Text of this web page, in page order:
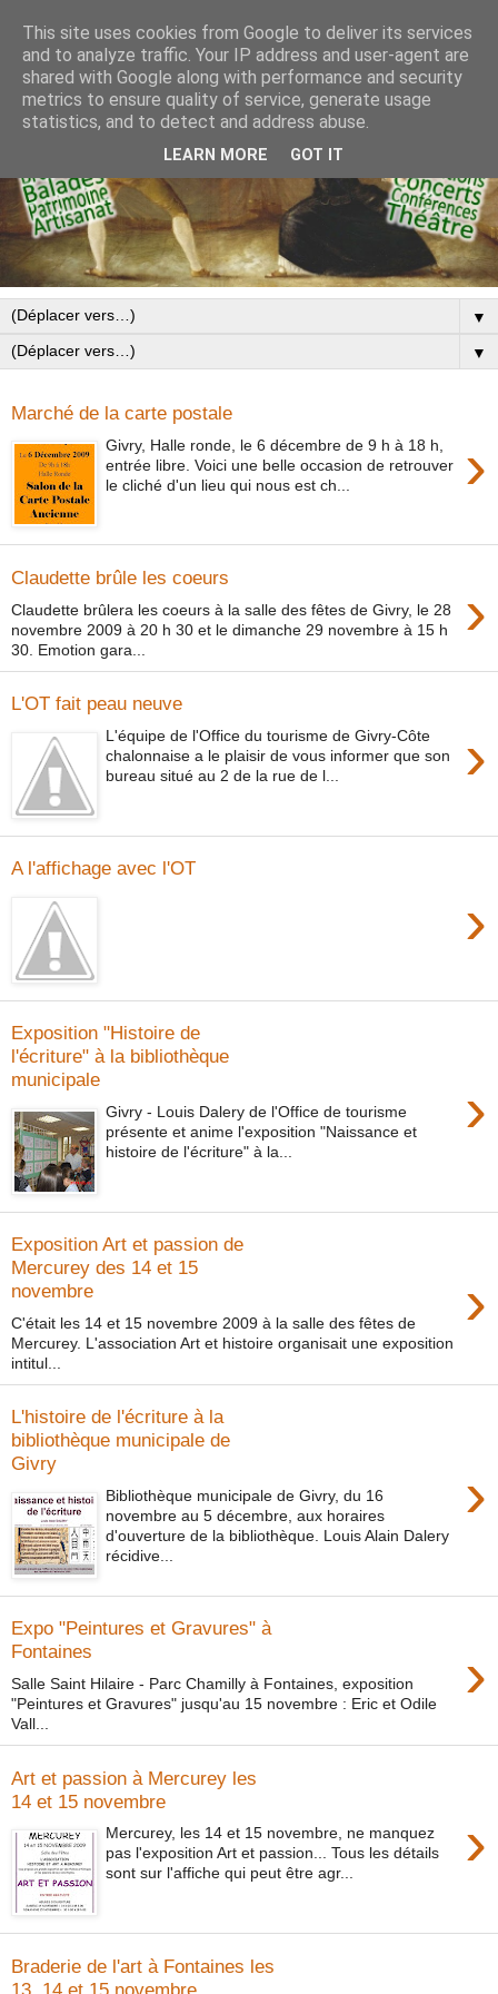
▼
▼
Marché de la carte postale
›
Givry, Halle ronde, le 6 décembre de 9 h à 18 h,
entrée libre. Voici une belle occasion de retrouver
le cliché d'un lieu qui nous est ch...
Claudette brûle les coeurs ›
Claudette brûlera les coeurs à la salle des fêtes de Givry, le 28
novembre 2009 à 20 h 30 et le dimanche 29 novembre à 15 h
30. Emotion gara...
L'OT fait peau neuve
›
L'équipe de l'Office du tourisme de Givry-Côte
chalonnaise a le plaisir de vous informer que son
bureau situé au 2 de la rue de l...
A l'affichage avec l'OT
›
Exposition "Histoire de
l'écriture" à la bibliothèque
municipale
›
Givry - Louis Dalery de l'Office de tourisme
présente et anime l'exposition "Naissance et
histoire de l'écriture" à la...
Exposition Art et passion de
Mercurey des 14 et 15
novembre
›
C'était les 14 et 15 novembre 2009 à la salle des fêtes de
Mercurey. L'association Art et histoire organisait une exposition
intitul...
L'histoire de l'écriture à la
bibliothèque municipale de
Givry
›
Bibliothèque municipale de Givry, du 16
novembre au 5 décembre, aux horaires
d'ouverture de la bibliothèque. Louis Alain Dalery
récidive...
Expo "Peintures et Gravures" à
Fontaines
›
Salle Saint Hilaire - Parc Chamilly à Fontaines, exposition
"Peintures et Gravures" jusqu'au 15 novembre : Eric et Odile
Vall...
Art et passion à Mercurey les
14 et 15 novembre
›
Mercurey, les 14 et 15 novembre, ne manquez
pas l'exposition Art et passion... Tous les détails
sont sur l'affiche qui peut être agr...
Braderie de l'art à Fontaines les
13, 14 et 15 novembre
This site uses cookies from Google to deliver its services
and to analyze traffic. Your IP address and user-agent are
shared with Google along with performance and security
metrics to ensure quality of service, generate usage
statistics, and to detect and address abuse.
LEARN MORE GOT IT